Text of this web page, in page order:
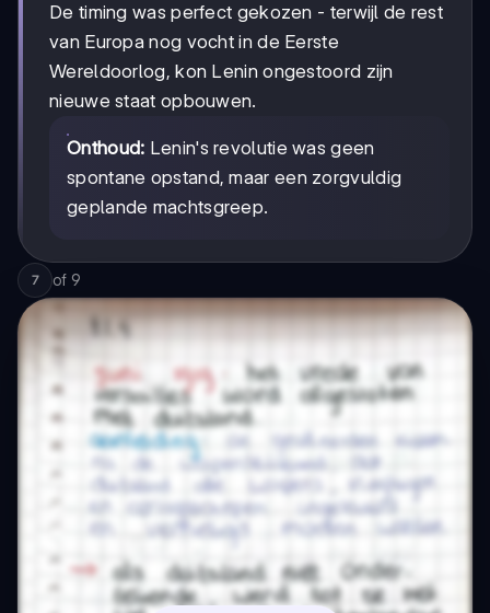
De timing was perfect gekozen - terwijl de rest
van Europa nog vocht in de Eerste
Wereldoorlog, kon Lenin ongestoord zijn
nieuwe staat opbouwen.
Onthoud: Lenin's revolutie was geen
spontane opstand, maar een zorgvuldig
geplande machtsgreep.
7 of 9